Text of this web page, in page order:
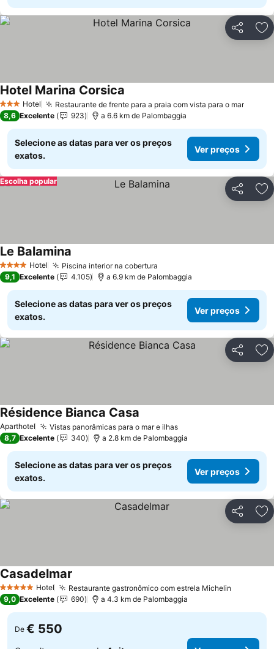
Partilhar
3 EstrelasHotel Restaurante de frente para a praia com vista para o marVer
Hotel Marina Corsica
8,6 Excelente 923 a 6.6 km de Palombaggia
Selecione as datas para ver os preços
exatos.
Ver preços
Partilhar
Escolha popular
4 EstrelasHotel Piscina interior na cobertura
Le Balamina
9,1 Excelente 4.105 a 6.9 km de Palombaggia
Selecione as datas para ver os preços
exatos.
Ver preços
Partilhar
Aparthotel Vistas panorâmicas para o mar e ilhasVer preços
Résidence Bianca Casa
8,7 Excelente 340 a 2.8 km de Palombaggia
Selecione as datas para ver os preços
exatos.
Ver preços
Partilhar
5 Estrelas Hotel Restaurante gastronômico com estrela Michelin
Casadelmar
9,0 Excelente 690 a 4.3 km de Palombaggia
De € 550